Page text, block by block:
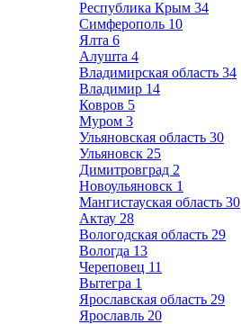
Республика Крым 34
Симферополь 10
Ялта 6
Алушта 4
Владимирская область 34
Владимир 14
Ковров 5
Муром 3
Ульяновская область 30
Ульяновск 25
Димитровград 2
Новоульяновск 1
Мангистауская область 30
Актау 28
Вологодская область 29
Вологда 13
Череповец 11
Вытегра 1
Ярославская область 29
Ярославль 20